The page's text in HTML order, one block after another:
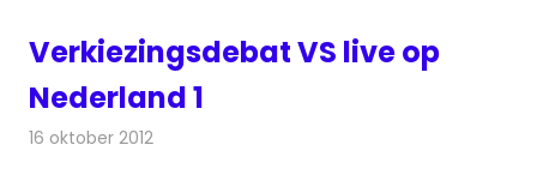
Verkiezingsdebat VS live op
Nederland 1
16 oktober 2012